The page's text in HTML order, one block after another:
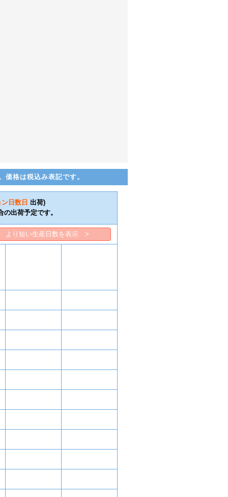
格は税込み表記です。
ン日数 日 出荷)
出荷予定です。
より短い生産日数を表示 >